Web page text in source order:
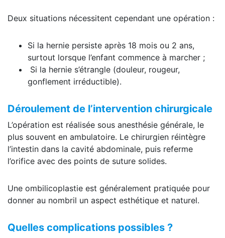
Deux situations nécessitent cependant une opération :
Si la hernie persiste après 18 mois ou 2 ans,
surtout lorsque l’enfant commence à marcher ;
Si la hernie s’étrangle (douleur, rougeur,
gonflement irréductible).
Déroulement de l’intervention chirurgicale
L’opération est réalisée sous anesthésie générale, le
plus souvent en ambulatoire. Le chirurgien réintègre
l’intestin dans la cavité abdominale, puis referme
l’orifice avec des points de suture solides.
Une ombilicoplastie est généralement pratiquée pour
donner au nombril un aspect esthétique et naturel.
Quelles complications possibles ?